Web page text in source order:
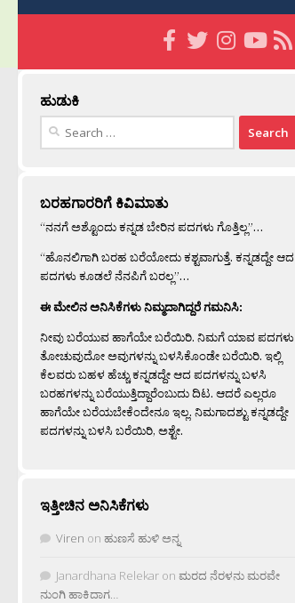
ಹುಡುಕಿ
Search
ಬರಹಗಾರರಿಗೆ ಕಿವಿಮಾತು
“ನನಗೆ ಅಶ್ಟೊಂದು ಕನ್ನಡ ಬೇರಿನ ಪದಗಳು ಗೊತ್ತಿಲ್ಲ”…
“ಹೊನಲಿಗಾಗಿ ಬರಹ ಬರೆಯೋದು ಕಶ್ಟವಾಗುತ್ತೆ. ಕನ್ನಡದ್ದೇ ಆದ
ಪದಗಳು ಕೂಡಲೆ ನೆನಪಿಗೆ ಬರಲ್ಲ”…
ಈ ಮೇಲಿನ ಅನಿಸಿಕೆಗಳು ನಿಮ್ಮದಾಗಿದ್ದರೆ ಗಮನಿಸಿ:
ನೀವು ಬರೆಯುವ ಹಾಗೆಯೇ ಬರೆಯಿರಿ. ನಿಮಗೆ ಯಾವ ಪದಗಳು
ತೋಚುವುದೋ ಅವುಗಳನ್ನು ಬಳಸಿಕೊಂಡೇ ಬರೆಯಿರಿ. ಇಲ್ಲಿ
ಕೆಲವರು ಬಹಳ ಹೆಚ್ಚು ಕನ್ನಡದ್ದೇ ಆದ ಪದಗಳನ್ನು ಬಳಸಿ
ಬರಹಗಳನ್ನು ಬರೆಯುತ್ತಿದ್ದಾರೆಂಬುದು ದಿಟ. ಆದರೆ ಎಲ್ಲರೂ
ಹಾಗೆಯೇ ಬರೆಯಬೇಕೆಂದೇನೂ ಇಲ್ಲ. ನಿಮಗಾದಶ್ಟು ಕನ್ನಡದ್ದೇ
ಪದಗಳನ್ನು ಬಳಸಿ ಬರೆಯಿರಿ, ಅಶ್ಟೇ.
ಇತ್ತೀಚಿನ ಅನಿಸಿಕೆಗಳು
Viren on ಹುಣಸೆ ಹುಳಿ ಅನ್ನ
Janardhana Relekar on ಮರದ ನೆರಳನು ಮರವೇ
ನುಂಗಿ ಹಾಕಿದಾಗ…